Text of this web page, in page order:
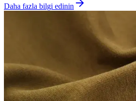
Daha fazla bilgi edinin